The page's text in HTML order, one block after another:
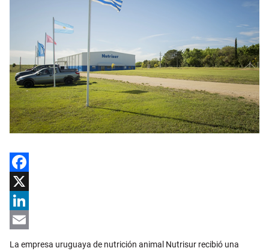
Facebook
X
LinkedIn
La empresa uruguaya de nutrición animal Nutrisur recibió una